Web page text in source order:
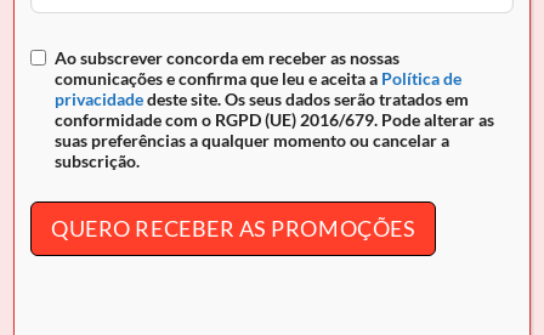
DESCRIÇÃO
INFORMAÇÃO ADICIONAL
Ao subscrever concorda em receber as nossas
comunicações e confirma que leu e aceita a Política de
privacidadedeste site. Os seus dados serão tratados em
conformidade com o RGPD (UE) 2016/679. Pode alterar as
suas preferências a qualquer momento ou cancelar a
subscrição.
QUERO RECEBER AS PROMOÇÕES